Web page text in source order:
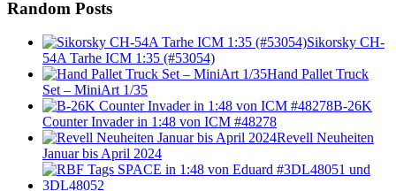
Random Posts
Sikorsky CH-
54A Tarhe ICM 1:35 (#53054)
Hand Pallet Truck
Set – MiniArt 1/35
B-26K
Counter Invader in 1:48 von ICM #48278
Revell Neuheiten
Januar bis April 2024